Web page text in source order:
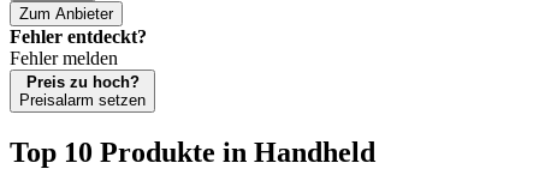
Zum Anbieter
Fehler entdeckt?
Fehler melden
Preis zu hoch?
Preisalarm setzen
Top 10 Produkte in Handheld